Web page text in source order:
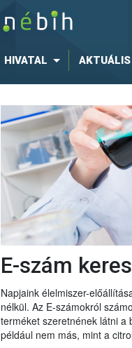
HIVATAL AKTUÁLIS
E-szám
Napjaink élelmiszer-
nélkül. Az E-számokról
terméket szeretnének látni a
például nem más, mint a